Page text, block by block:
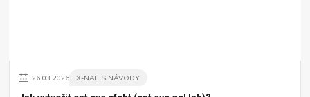
26.03.2026 X-NAILS NÁVODY